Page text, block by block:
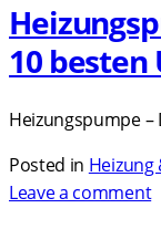
10
Heizungspumpe –
Posted in Heizung
Leave a comment